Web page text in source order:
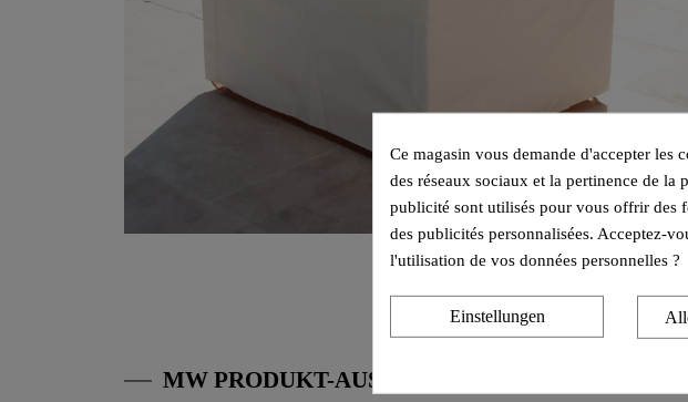
MW PRODUKT-AUSWAHL
Ce magasin vous demande d'accepter
des réseaux sociaux et la pertinence de la
publicité sont utilisés pour vous offrir des
des publicités personnalisées. Acceptez-
l'utilisation de vos données personnelles ?
Einstellungen